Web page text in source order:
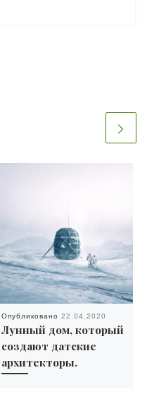
Опубликовано 22.04.2020
Лунный дом, который
создают датские
архитекторы.